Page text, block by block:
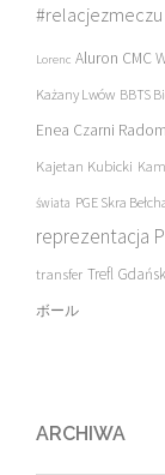
#relacjezmeczu
Lorenc Aluron CMC
Każany Lwów BBTS
Enea Czarni Radom
Kajetan Kubicki
świata PGE Skra
reprezentacja
transfer Trefl Gdańsk
ボール
ARCHIWA